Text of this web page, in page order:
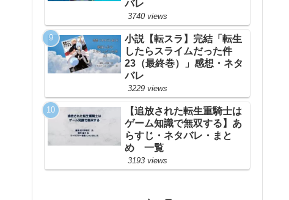
バレ
3740 views
小説【転スラ】完結「転生
したらスライムだった件
23（最終巻）」感想・ネタ
バレ
3229 views
【追放された転生重騎士は
ゲーム知識で無双する】あ
らすじ・ネタバレ・まと
め 一覧
3193 views